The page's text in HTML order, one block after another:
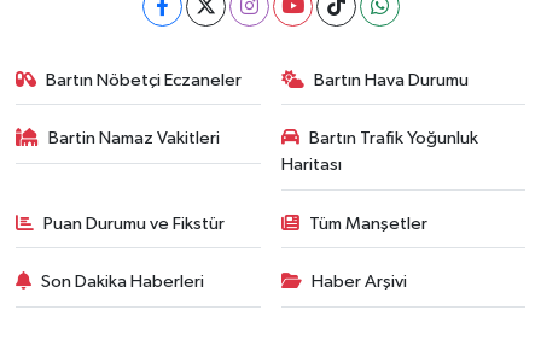
Bartın Nöbetçi Eczaneler Bartın Hava Durumu
Bartin Namaz Vakitleri
Bartın Trafik Yoğunluk
Haritası
Puan Durumu ve Fikstür Tüm Manşetler
Son Dakika Haberleri Haber Arşivi